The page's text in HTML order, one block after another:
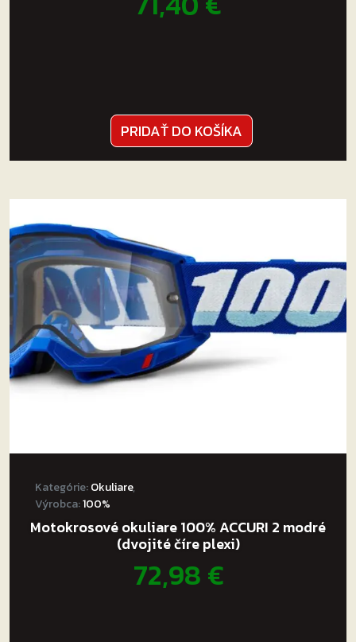
PRIDAŤ DO KOŠÍKA
Kategórie:Okuliare,
Výrobca:100%
Motokrosové okuliare 100% ACCURI 2 modré
(dvojité číre plexi)
72,98€